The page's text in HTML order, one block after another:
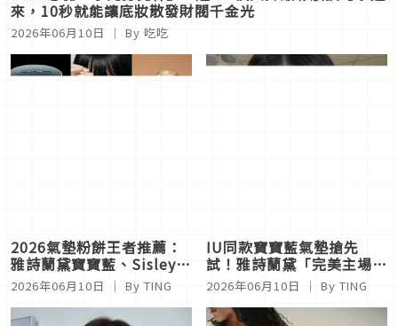
來，10秒就能讓底妝散發財閥千金光
2026年06月10日 ｜ By 吃吃
2026氣墊粉餅王者推薦：
雅詩蘭黛寶寶藍、Sisley、
M·A·C等8大控油持妝與
逆天裸光底妝盤點
2026年06月10日 ｜ By TING
IU同款寶寶藍氣墊搶先
試！雅詩蘭黛「完美主場」
快閃店進駐A11，超強骨相
分析、巨無霸人生四格拍貼
5大亮點必打卡
2026年06月10日 ｜ By TING